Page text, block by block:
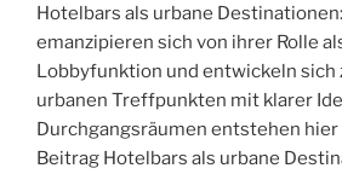
Hotelbars als urbane
emanzipieren sich von ihrer Rolle
Lobbyfunktion und entwickeln sich
urbanen Treffpunkten mit klarer
Durchgangsräumen entstehen
Beitrag Hotelbars als urbane